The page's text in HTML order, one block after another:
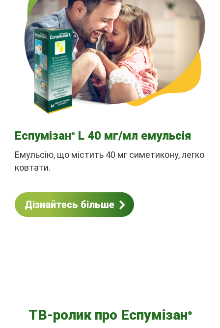
Еспумізан® L 40 мг/мл емульсія
Емульсію, що містить 40 мг симетикону, легко
ковтати.
Дізнайтесь більше
ТВ-ролик про Еспумізан®